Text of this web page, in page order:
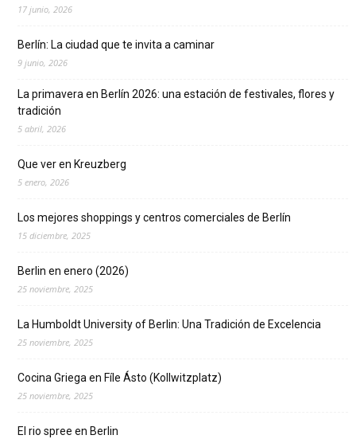
17 junio, 2026
Berlín: La ciudad que te invita a caminar
9 junio, 2026
La primavera en Berlín 2026: una estación de festivales, flores y
tradición
5 abril, 2026
Que ver en Kreuzberg
5 enero, 2026
Los mejores shoppings y centros comerciales de Berlín
15 diciembre, 2025
Berlin en enero (2026)
25 noviembre, 2025
La Humboldt University of Berlin: Una Tradición de Excelencia
25 noviembre, 2025
Cocina Griega en Fíle Ásto (Kollwitzplatz)
25 noviembre, 2025
El rio spree en Berlin